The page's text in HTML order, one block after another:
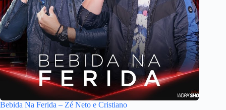
Bebida Na Ferida – Zé Neto e Cristiano